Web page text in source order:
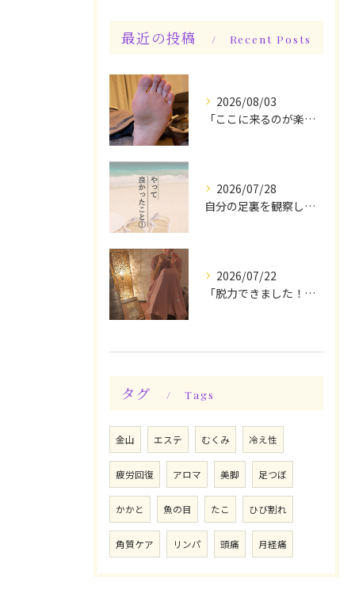
最近の投稿 Recent Posts
2026/08/03
「ここに来るのが楽しみです♪」と、言っていただけます◎
2026/07/28
自分の足裏を観察してみる！やって良かったぁ〜♪
2026/07/22
「脱力できました！」今日は私の時間♪全身メンテナンスデー☆
タグ Tags
金山 エステ むくみ 冷え性
疲労回復 アロマ 美脚 足つぼ
かかと 魚の目 たこ ひび割れ
角質ケア リンパ 頭痛 月経痛